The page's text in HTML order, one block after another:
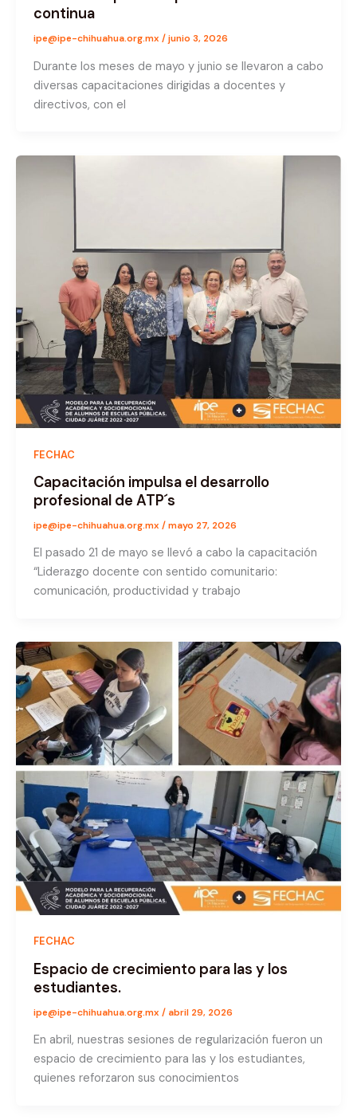
continua
ipe@ipe-chihuahua.org.mx /junio 3, 2026
Durante los meses de mayo y junio se llevaron a cabo
diversas capacitaciones dirigidas a docentes y
directivos, con el
FECHAC
Capacitación impulsa el desarrollo
profesional de ATP´s
ipe@ipe-chihuahua.org.mx /mayo 27, 2026
El pasado 21 de mayo se llevó a cabo la capacitación
“Liderazgo docente con sentido comunitario:
comunicación, productividad y trabajo
FECHAC
Espacio de crecimiento para las y los
estudiantes.
ipe@ipe-chihuahua.org.mx / abril 29, 2026
En abril, nuestras sesiones de regularización fueron un
espacio de crecimiento para las y los estudiantes,
quienes reforzaron sus conocimientos